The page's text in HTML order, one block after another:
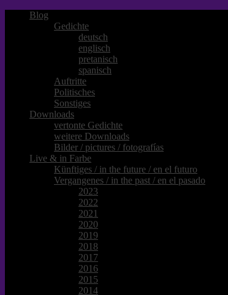
Blog
Gedichte
deutsch
englisch
pretanisch
spanisch
Auftritte
Politisches
Sonstiges
Downloads
vertonte Gedichte
weitere Downloads
Bilder / pictures / fotografías
Live & in Farbe
Künftiges / in the future / en el futuro
Vergangenes / in the past / en el pasado
2023
2022
2021
2020
2019
2018
2017
2016
2015
2014